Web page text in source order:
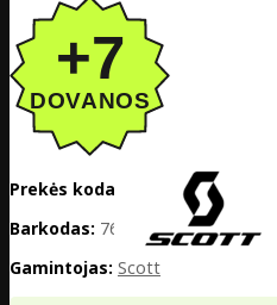
Prekės kodas:
EE02-425635-8320
Barkodas: 7616185385288
Gamintojas: Scott